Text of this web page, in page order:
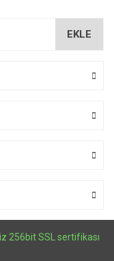
EKLE
256bit SSL sertifikası